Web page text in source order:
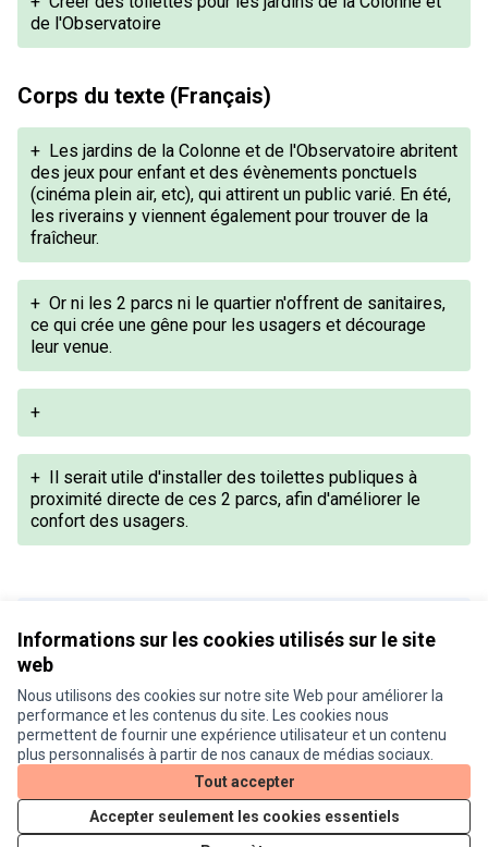
Informations sur les cookies utilisés sur le site
web
Nous utilisons des cookies sur notre site Web pour améliorer la
performance et les contenus du site. Les cookies nous
permettent de fournir une expérience utilisateur et un contenu
plus personnalisés à partir de nos canaux de médias sociaux.
Tout accepter
Accepter seulement les cookies essentiels
de l'Observatoire
Corps du texte (Français)
+ Les jardins de la Colonne et de l'Observatoire abritent
des jeux pour enfant et des évènements ponctuels
(cinéma plein air, etc), qui attirent un public varié. En été,
les riverains y viennent également pour trouver de la
fraîcheur.
+ Or ni les 2 parcs ni le quartier n'offrent de sanitaires,
ce qui crée une gêne pour les usagers et décourage
leur venue.
+
+ Il serait utile d'installer des toilettes publiques à
proximité directe de ces 2 parcs, afin d'améliorer le
confort des usagers.
Conditions d'utilisation
Paramètres des cookies
Je participe ! sur X
(Lien externe)
Je participe ! sur Facebook
Je participe ! sur Instagram
Licence
(Lien